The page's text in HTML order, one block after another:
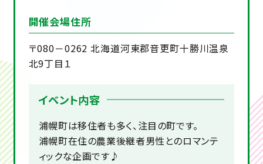
開催会場住所
〒080－0262 北海道河東郡音更町十勝川温泉
北9丁目１
イベント内容
浦幌町は移住者も多く、注目の町です。
浦幌町在住の農業後継者男性とのロマンテ
ィックな企画です♪